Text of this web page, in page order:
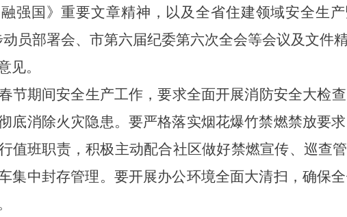
强国》重要文章精神，以及全省住建领域安全生
员部署会、市第六届纪委第六次全会等会议及文件
见。
节期间安全生产工作，要求全面开展消防安全大检
底消除火灾隐患。要严格落实烟花爆竹禁燃禁放要
值班职责，积极主动配合社区做好禁燃宣传、巡查
集中封存管理。要开展办公环境全面大清扫，确保